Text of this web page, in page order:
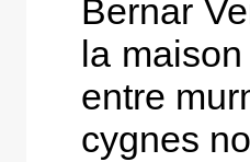
Bernar
la
entre
cygnes